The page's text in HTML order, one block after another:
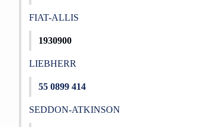
FIAT-ALLIS
1930900
LIEBHERR
55 0899 414
SEDDON-ATKINSON